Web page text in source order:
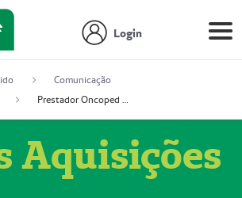
Login
Comunicação
Prestador Oncoped Serviços Médicos (51004335-0)
Aquisições